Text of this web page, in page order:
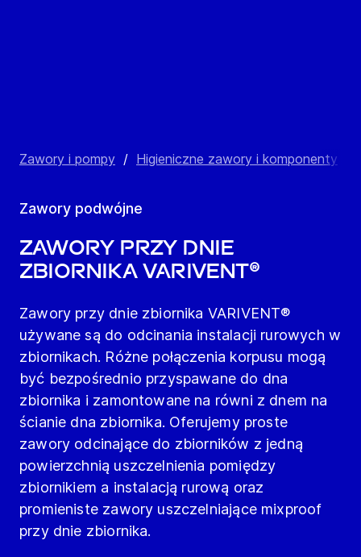
Zawory i pompy / Higieniczne zawory i komponenty
Zawory podwójne
Zawory przy dnie
zbiornika VARIVENT®
Zawory przy dnie zbiornika VARIVENT®
używane są do odcinania instalacji rurowych w
zbiornikach. Różne połączenia korpusu mogą
być bezpośrednio przyspawane do dna
zbiornika i zamontowane na równi z dnem na
ścianie dna zbiornika. Oferujemy proste
zawory odcinające do zbiorników z jedną
powierzchnią uszczelnienia pomiędzy
zbiornikiem a instalacją rurową oraz
promieniste zawory uszczelniające mixproof
przy dnie zbiornika.